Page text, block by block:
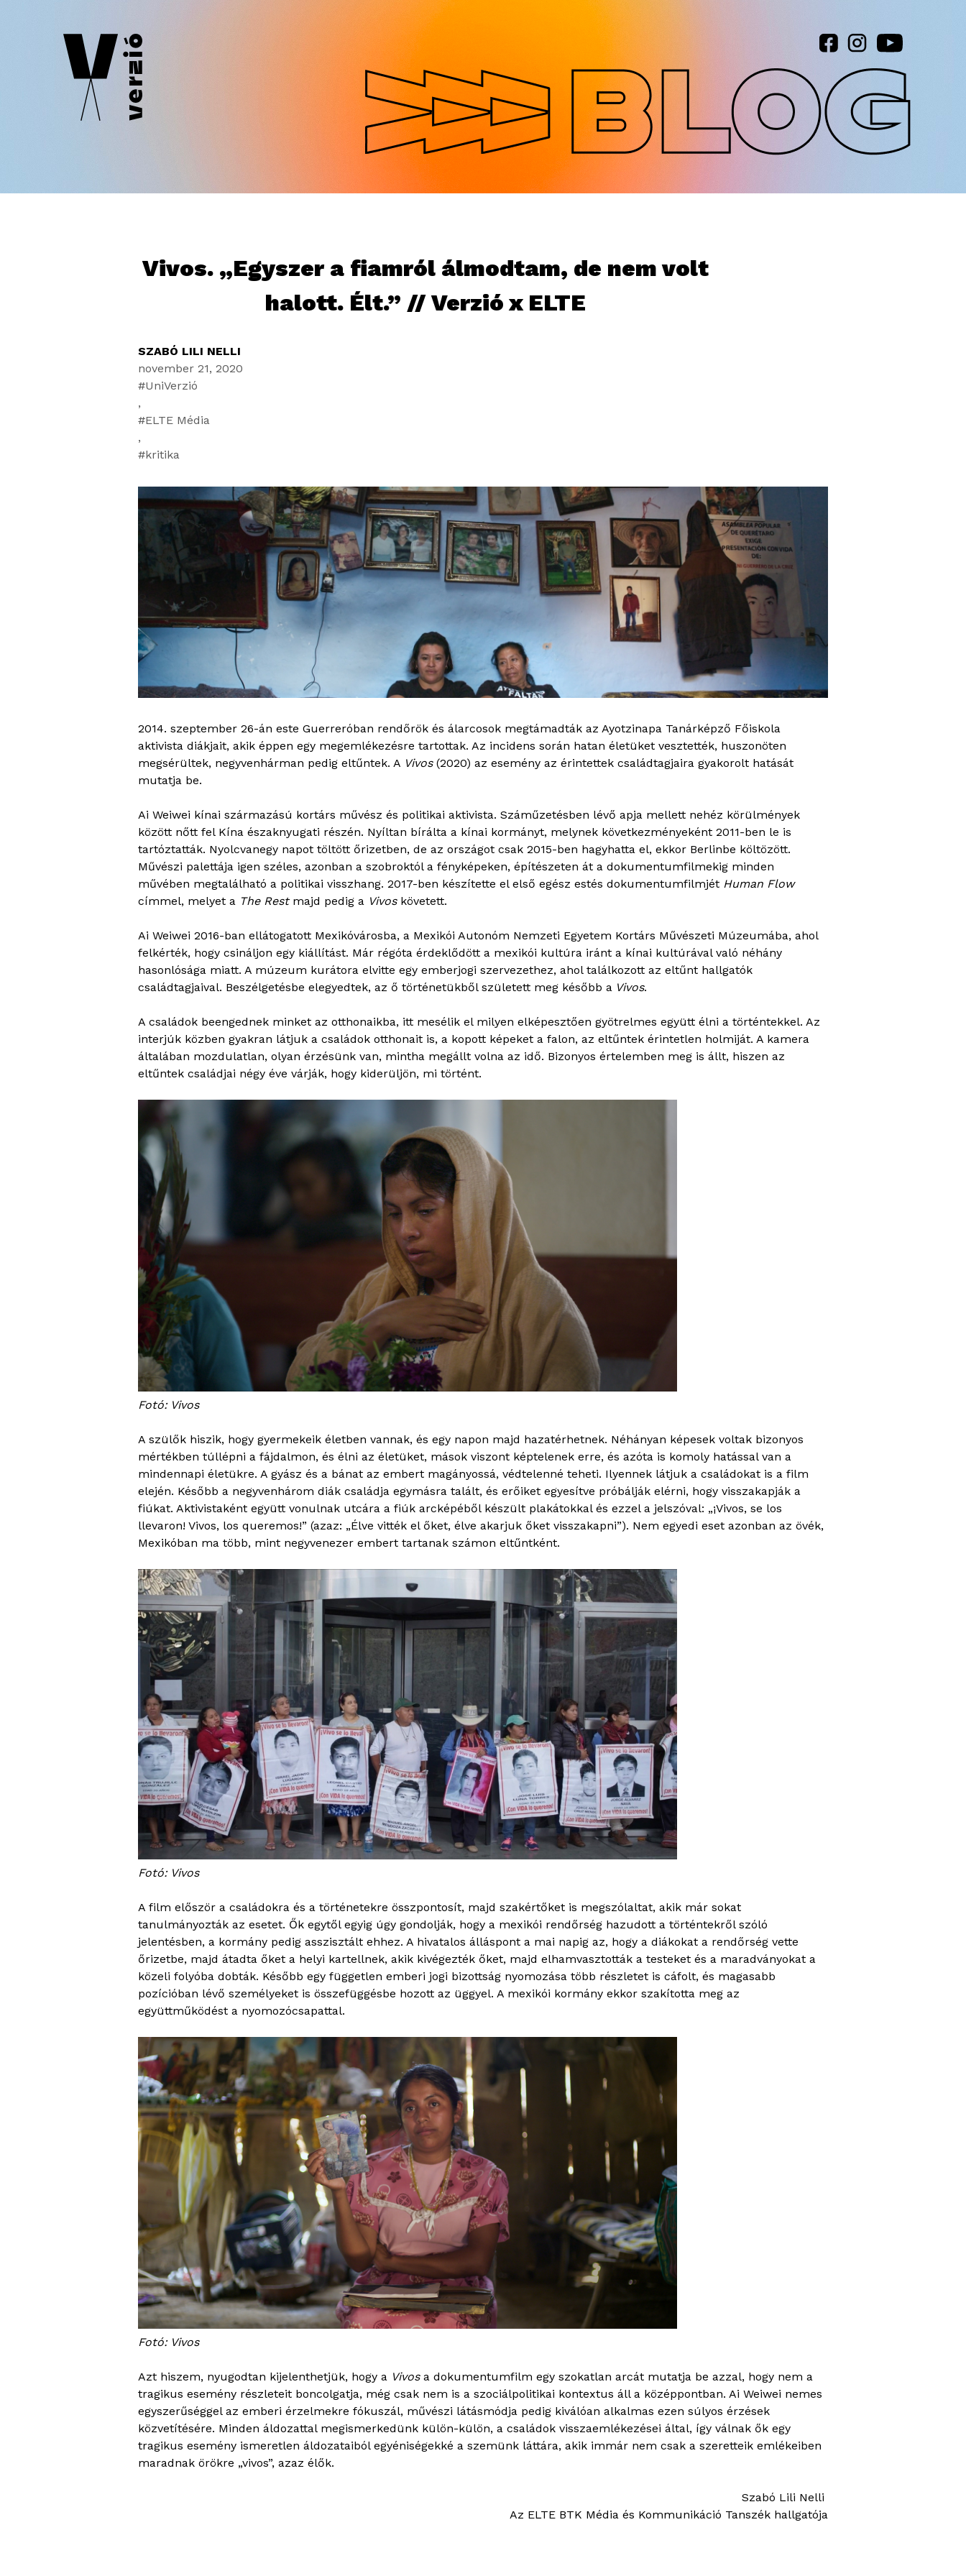
Jump to navigation
Vivos. „Egyszer a fiamról álmodtam, de nem volt
halott. Élt.” // Verzió x ELTE
SZABÓ LILI NELLI
november 21, 2020
UniVerzió
,
ELTE Média
,
kritika
2014. szeptember 26-án este Guerreróban rendőrök és álarcosok megtámadták az Ayotzinapa Tanárképző Főiskola
aktivista diákjait, akik éppen egy megemlékezésre tartottak. Az incidens során hatan életüket vesztették, huszonöten
megsérültek, negyvenhárman pedig eltűntek. A Vivos(2020) az esemény az érintettek családtagjaira gyakorolt hatását
mutatja be.
Ai Weiwei kínai származású kortárs művész és politikai aktivista. Száműzetésben lévő apja mellett nehéz körülmények
között nőtt fel Kína északnyugati részén. Nyíltan bírálta a kínai kormányt, melynek következményeként 2011-ben le is
tartóztatták. Nyolcvanegy napot töltött őrizetben, de az országot csak 2015-ben hagyhatta el, ekkor Berlinbe költözött.
Művészi palettája igen széles, azonban a szobroktól a fényképeken, építészeten át a dokumentumfilmekig minden
művében megtalálható a politikai visszhang. 2017-ben készítette el első egész estés dokumentumfilmjét Human Flow
címmel, melyet a The Restmajd pedig a Vivoskövetett.
Ai Weiwei 2016-ban ellátogatott Mexikóvárosba, a Mexikói Autonóm Nemzeti Egyetem Kortárs Művészeti Múzeumába, ahol
felkérték, hogy csináljon egy kiállítást. Már régóta érdeklődött a mexikói kultúra iránt a kínai kultúrával való néhány
hasonlósága miatt. A múzeum kurátora elvitte egy emberjogi szervezethez, ahol találkozott az eltűnt hallgatók
családtagjaival. Beszélgetésbe elegyedtek, az ő történetükből született meg később a Vivos.
A családok beengednek minket az otthonaikba, itt mesélik el milyen elképesztően gyötrelmes együtt élni a történtekkel. Az
interjúk közben gyakran látjuk a családok otthonait is, a kopott képeket a falon, az eltűntek érintetlen holmiját. A kamera
általában mozdulatlan, olyan érzésünk van, mintha megállt volna az idő. Bizonyos értelemben meg is állt, hiszen az
eltűntek családjai négy éve várják, hogy kiderüljön, mi történt.
Fotó: Vivos
A szülők hiszik, hogy gyermekeik életben vannak, és egy napon majd hazatérhetnek. Néhányan képesek voltak bizonyos
mértékben túllépni a fájdalmon, és élni az életüket, mások viszont képtelenek erre, és azóta is komoly hatással van a
mindennapi életükre. A gyász és a bánat az embert magányossá, védtelenné teheti. Ilyennek látjuk a családokat is a film
elején. Később a negyvenhárom diák családja egymásra talált, és erőiket egyesítve próbálják elérni, hogy visszakapják a
fiúkat. Aktivistaként együtt vonulnak utcára a fiúk arcképéből készült plakátokkal és ezzel a jelszóval: „¡Vivos, se los
llevaron! Vivos, los queremos!” (azaz: „Élve vitték el őket, élve akarjuk őket visszakapni”). Nem egyedi eset azonban az övék,
Mexikóban ma több, mint negyvenezer embert tartanak számon eltűntként.
Fotó: Vivos
A film először a családokra és a történetekre összpontosít, majd szakértőket is megszólaltat, akik már sokat
tanulmányozták az esetet. Ők egytől egyig úgy gondolják, hogy a mexikói rendőrség hazudott a történtekről szóló
jelentésben, a kormány pedig asszisztált ehhez. A hivatalos álláspont a mai napig az, hogy a diákokat a rendőrség vette
őrizetbe, majd átadta őket a helyi kartellnek, akik kivégezték őket, majd elhamvasztották a testeket és a maradványokat a
közeli folyóba dobták. Később egy független emberi jogi bizottság nyomozása több részletet is cáfolt, és magasabb
pozícióban lévő személyeket is összefüggésbe hozott az üggyel. A mexikói kormány ekkor szakította meg az
együttműködést a nyomozócsapattal.
Fotó: Vivos
Azt hiszem, nyugodtan kijelenthetjük, hogy a Vivosa dokumentumfilm egy szokatlan arcát mutatja be azzal, hogy nem a
tragikus esemény részleteit boncolgatja, még csak nem is a szociálpolitikai kontextus áll a középpontban. Ai Weiwei nemes
egyszerűséggel az emberi érzelmekre fókuszál, művészi látásmódja pedig kiválóan alkalmas ezen súlyos érzések
közvetítésére. Minden áldozattal megismerkedünk külön-külön, a családok visszaemlékezései által, így válnak ők egy
tragikus esemény ismeretlen áldozataiból egyéniségekké a szemünk láttára, akik immár nem csak a szeretteik emlékeiben
maradnak örökre „vivos”, azaz élők.
Szabó Lili Nelli
Az ELTE BTK Média és Kommunikáció Tanszék hallgatója